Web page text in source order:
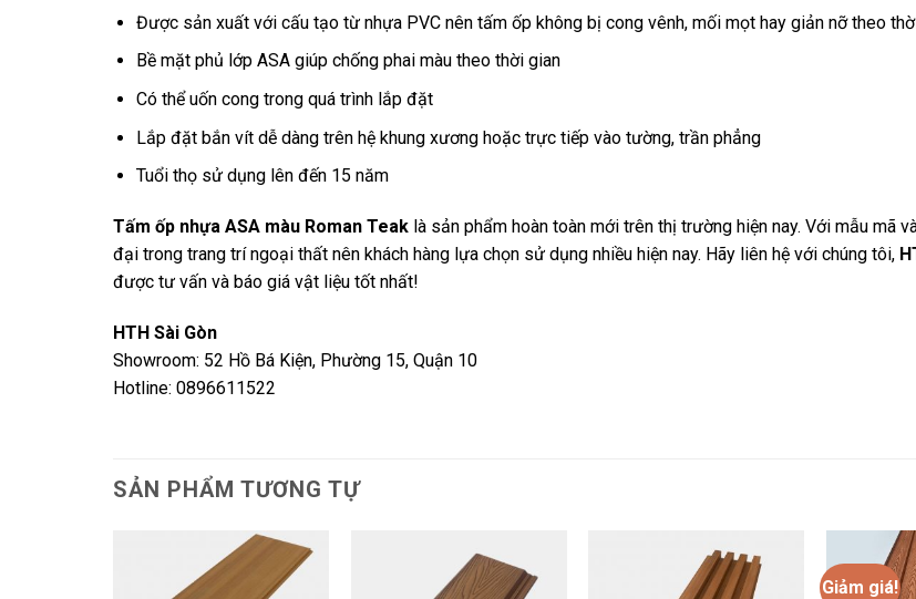
Được sản xuất với cấu tạo từ nhựa PVC nên tấm ốp không bị cong vênh, mối mọt hay giản nỡ theo
Bề mặt phủ lớp ASA giúp chống phai màu theo thời gian
Có thể uốn cong trong quá trình lắp đặt
Lắp đặt bắn vít dễ dàng trên hệ khung xương hoặc trực tiếp vào tường, trần phẳng
Tuổi thọ sử dụng lên đến 15 năm
Tấm ốp nhựa ASA màu Roman Teak là sản phẩm hoàn toàn mới trên thị trường hiện nay. Với mẫu mã
đại trong trang trí ngoại thất nên khách hàng lựa chọn sử dụng nhiều hiện nay. Hãy liên hệ với chúng tôi,
được tư vấn và báo giá vật liệu tốt nhất!
HTH Sài Gòn
Showroom: 52 Hồ Bá Kiện, Phường 15, Quận 10
Hotline: 0896611522
SẢN PHẨM TƯƠNG TỰ
Giảm giá!